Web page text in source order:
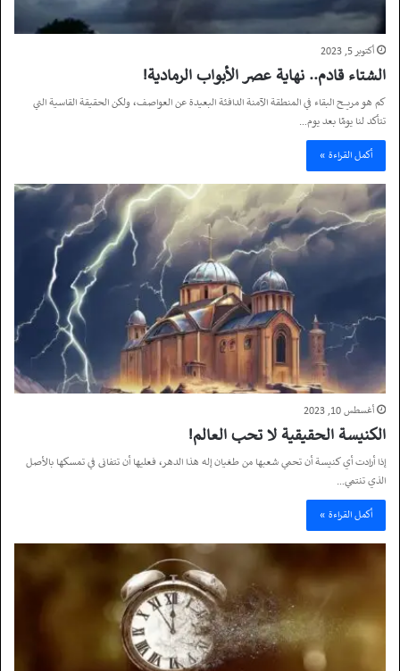
أكتوبر 5, 2023
الشتاء قادم.. نهاية عصر الأبواب الرمادية!
كم هو مريح البقاء في المنطقة الآمنة الدافئة البعيدة عن العواصف، ولكن الحقيقة القاسية التي
تتأكد لنا يومًا بعد يوم…
أكمل القراءة »
أغسطس 10, 2023
الكنيسة الحقيقية لا تحب العالم!
إذا أرادت أي كنيسة أن تحمي شعبها من طغيان إله هذا الدهر، فعليها أن تتفانى في تمسكها بالأصل
الذي تنتمي…
أكمل القراءة »